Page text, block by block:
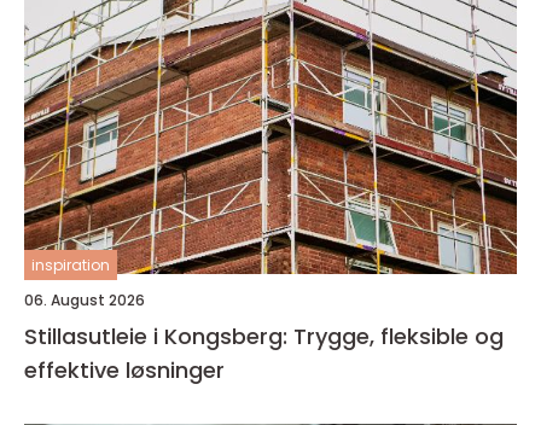
inspiration
06. August 2026
Stillasutleie i Kongsberg: Trygge, fleksible og
effektive løsninger